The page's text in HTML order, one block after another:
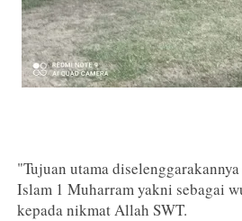
"Tujuan utama
Islam 1 Muharram yakni sebagai
kepada nikmat Allah SWT.